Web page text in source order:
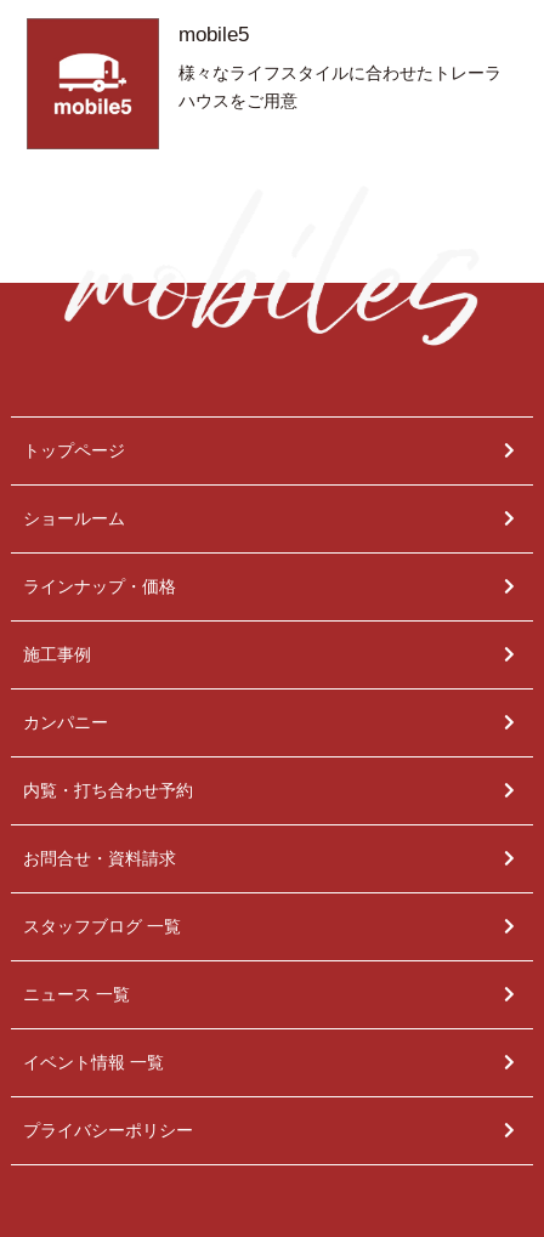
mobile5
様々なライフスタイルに合わせたトレーラ
ハウスをご用意
トップページ
ショールーム
ラインナップ・価格
施工事例
カンパニー
内覧・打ち合わせ予約
お問合せ・資料請求
スタッフブログ 一覧
ニュース 一覧
イベント情報 一覧
プライバシーポリシー